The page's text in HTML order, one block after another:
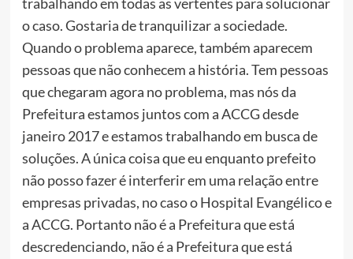
o caso. Gostaria de tranquilizar a sociedade.
Quando o problema aparece, também aparecem
pessoas que não conhecem a história. Tem pessoas
que chegaram agora no problema, mas nós da
Prefeitura estamos juntos com a ACCG desde
janeiro 2017 e estamos trabalhando em busca de
soluções. A única coisa que eu enquanto prefeito
não posso fazer é interferir em uma relação entre
empresas privadas, no caso o Hospital Evangélico e
a ACCG. Portanto não é a Prefeitura que está
descredenciando, não é a Prefeitura que está